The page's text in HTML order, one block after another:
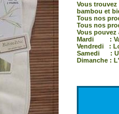
Vous
bambou et
Tous nos
Tous nos
Vous pouvez
Mardi :
Vendredi :
Samedi :
Dimanche :